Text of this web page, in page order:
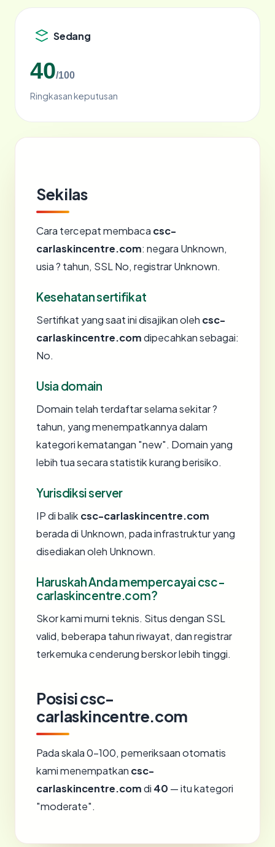
Sedang
40/100
Ringkasan keputusan
Sekilas
Cara tercepat membaca csc-
carlaskincentre.com: negara Unknown,
usia ? tahun, SSL No, registrar Unknown.
Kesehatan sertifikat
Sertifikat yang saat ini disajikan oleh csc-
carlaskincentre.comdipecahkan sebagai:
No.
Usia domain
Domain telah terdaftar selama sekitar ?
tahun, yang menempatkannya dalam
kategori kematangan "new". Domain yang
lebih tua secara statistik kurang berisiko.
Yurisdiksi server
IP di balik csc-carlaskincentre.com
berada di Unknown, pada infrastruktur yang
disediakan oleh Unknown.
Haruskah Anda mempercayai csc-
carlaskincentre.com?
Skor kami murni teknis. Situs dengan SSL
valid, beberapa tahun riwayat, dan registrar
terkemuka cenderung berskor lebih tinggi.
Posisi csc-
carlaskincentre.com
Pada skala 0-100, pemeriksaan otomatis
kami menempatkan csc-
carlaskincentre.comdi 40 — itu kategori
"moderate".